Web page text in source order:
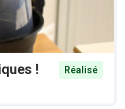
!
Réalisé